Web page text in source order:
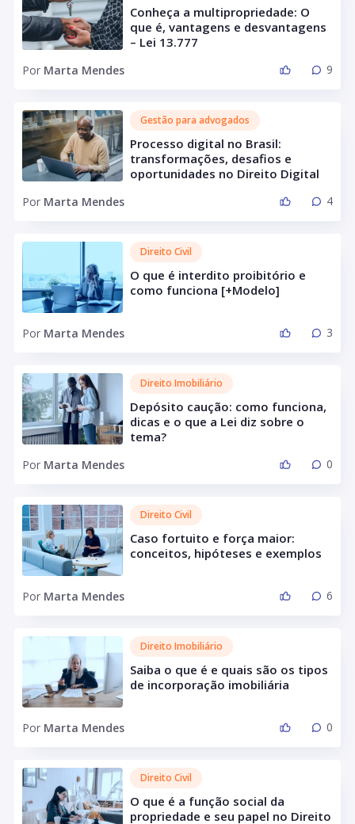
Conheça a multipropriedade: O
que é, vantagens e desvantagens
– Lei 13.777
Por Marta Mendes 9
Gestão para advogados
Processo digital no Brasil:
transformações, desafios e
oportunidades no Direito Digital
Por Marta Mendes 4
Direito Civil
O que é interdito proibitório e
como funciona [+Modelo]
Por Marta Mendes 3
Direito Imobiliário
Depósito caução: como funciona,
dicas e o que a Lei diz sobre o
tema?
Por Marta Mendes 0
Direito Civil
Caso fortuito e força maior:
conceitos, hipóteses e exemplos
Por Marta Mendes 6
Direito Imobiliário
Saiba o que é e quais são os tipos
de incorporação imobiliária
Por Marta Mendes 0
Direito Civil
O que é a função social da
propriedade e seu papel no Direito